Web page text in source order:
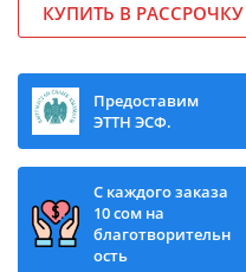
КУПИТЬ В РАССРОЧКУ
Предоставим
ЭТТН ЭСФ.
С каждого заказа
10 сом на
благотворительн
ость